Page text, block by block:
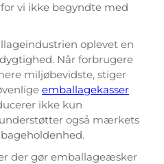
vi ikke begyndte med
oplevet en
Når forbrugere
miljøbevidste, stiger
emballagekasser
ikke kun
også mærkets
der gør emballageæsker